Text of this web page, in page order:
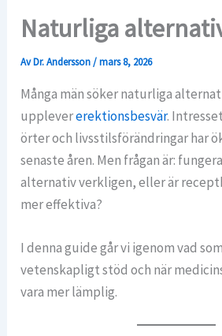
Naturliga
AvDr. Andersson/mars 8, 2026
Många män söker naturliga
upplevererektionsbesvär.
örter och livsstilsförändringar har
senaste åren. Men frågan är:
alternativ verkligen, eller är
mer effektiva?
I denna guide går vi igenom vad
vetenskapligt stöd och när
vara mer lämplig.